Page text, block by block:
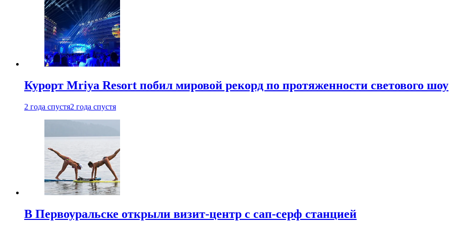
Курорт Mriya Resort побил мировой рекорд по протяженности светового шоу
2 года спустя2 года спустя
В Первоуральске открыли визит-центр с сап-серф станцией